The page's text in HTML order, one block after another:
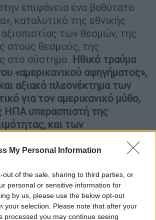
My Personal Information
out of the sale, sharing to third parties, or
personal or sensitive information for
by us, please use the below opt-out
your selection. Please note that after your
processed you may continue seeing
επιφάνεια ένα βαθύτατο
καταλυτικό της εθνικής
των θεσμών, της
στους θεσμούς, της
στο σύστημα. Ηθικό τραύμα
«αμερικανικού αφηγήματος»,
αξιακό πλεονέκτημα των
για τον αμερικανικό μύθο,
ΗΠΑ υπερασπιστή της
και των
όπως το «Occupy
«occupy the Fed».Tο occupy
η "μήτρα", αλλά το Occupy
η εξειδικευμένη «αιχμή του